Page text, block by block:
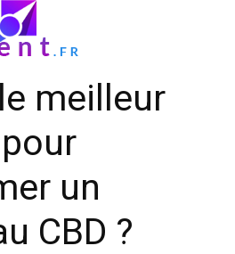
meilleur
un
CBD ?